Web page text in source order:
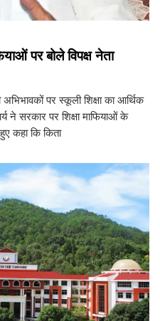
पर बोले विपक्ष नेता
पर स्कूली शिक्षा का आर्थिक
ने सरकार पर शिक्षा माफियाओं के
कहा कि किता